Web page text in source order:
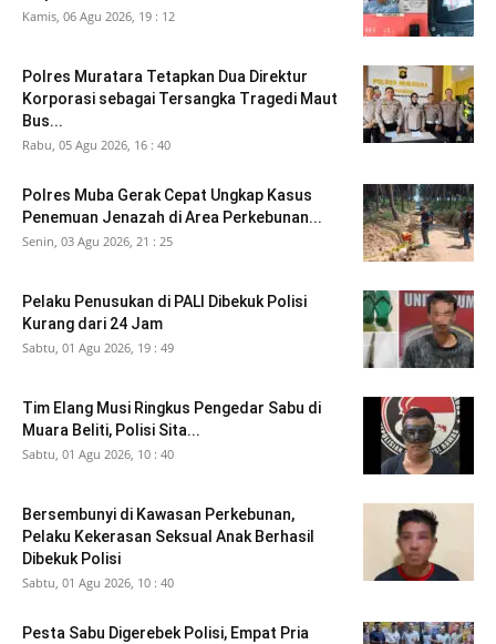
Kamis, 06 Agu 2026, 19 : 12
Polres Muratara Tetapkan Dua Direktur
Korporasi sebagai Tersangka Tragedi Maut
Bus...
Rabu, 05 Agu 2026, 16 : 40
Polres Muba Gerak Cepat Ungkap Kasus
Penemuan Jenazah di Area Perkebunan...
Senin, 03 Agu 2026, 21 : 25
Pelaku Penusukan di PALI Dibekuk Polisi
Kurang dari 24 Jam
Sabtu, 01 Agu 2026, 19 : 49
Tim Elang Musi Ringkus Pengedar Sabu di
Muara Beliti, Polisi Sita...
Sabtu, 01 Agu 2026, 10 : 40
Bersembunyi di Kawasan Perkebunan,
Pelaku Kekerasan Seksual Anak Berhasil
Dibekuk Polisi
Sabtu, 01 Agu 2026, 10 : 40
Pesta Sabu Digerebek Polisi, Empat Pria